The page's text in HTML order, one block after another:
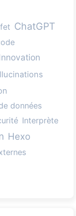
ChatGPT
données
Interprète
Hexo